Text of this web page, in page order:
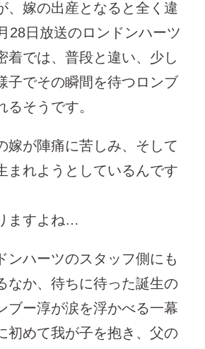
、嫁の出産となると全く違
28日放送のロンドンハーツ
着では、普段と違い、少し
子でその瞬間を待つロンブ
るそうです。
嫁が陣痛に苦しみ、そして
まれようとしているんです
ますよね…
ンハーツのスタッフ側にも
なか、待ちに待った誕生の
ブー淳が涙を浮かべる一幕
初めて我が子を抱き、父の